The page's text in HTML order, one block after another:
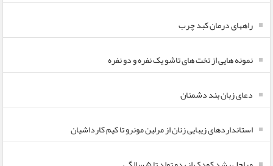
راههای درمان کبد چرب
نمونه هایی از تخت های تاشو یک نفره و دو نفره
دعای زبان بند دشمنان
استانداردهای زیبایی زنان از مرلین مونرو تا کیم کارداشیان